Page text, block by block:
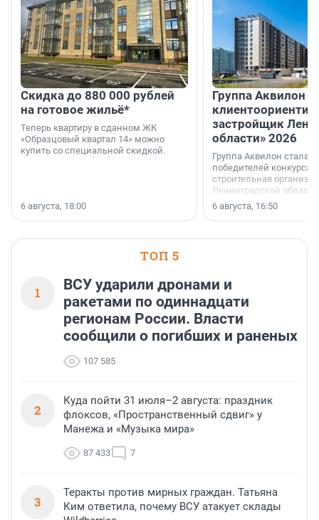
Скидка до 880 000 рублей
на готовое жильё*
Теперь квартиру в сданном ЖК
«Образцовый квартал 14» можно
купить со специальной скидкой.
6 августа, 18:00
Группа Аквилон
застройщик
области» 2026
Группа Аквилон стала
победителей конкурса
строительная
Ленинградской области
номинации «Самый
застройщик
области».
6 августа, 16:50
ТОП 5
1
ВСУ ударили дронами и
ракетами по одиннадцати
регионам России. Власти
сообщили о погибших и раненых
107 585
2
Куда пойти 31 июля–2 августа: праздник
флоксов, «Пространственный сдвиг» у
Манежа и «Музыка мира»
87 433 7
3
Теракты против мирных граждан. Татьяна
Ким ответила, почему ВСУ атакует склады